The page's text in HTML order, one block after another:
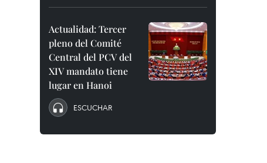
Actualidad: Tercer
pleno del Comité
Central del PCV del
XIV mandato tiene
lugar en Hanoi
ESCUCHAR